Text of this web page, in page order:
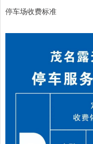
停车场收费标准